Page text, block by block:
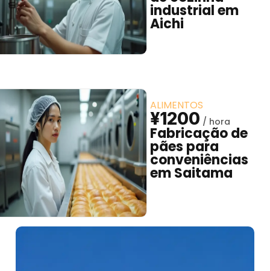
industrial em
Aichi
ALIMENTOS
¥1200
Fabricação de
pães para
conveniências
em Saitama